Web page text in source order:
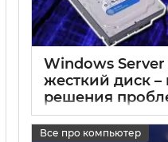
Windows
жесткий диск
решения
Все про компьютер